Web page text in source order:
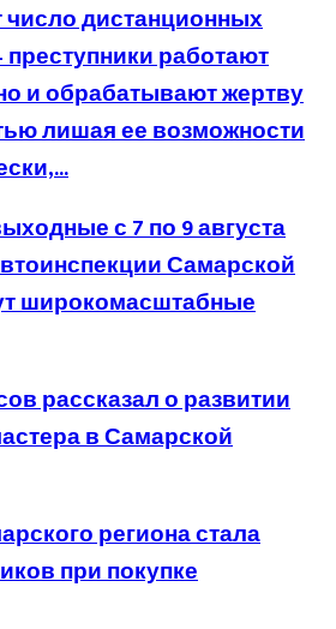
число дистанционных
работают
и обрабатывают жертву
лишая ее возможности
с 7 по 9 августа
Самарской
широкомасштабные
рассказал о развитии
в Самарской
региона стала
при покупке